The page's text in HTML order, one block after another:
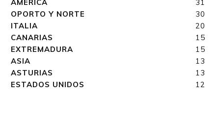
AMÉRICA
31
OPORTO Y NORTE
30
ITALIA
20
CANARIAS
15
EXTREMADURA
15
ASIA
13
ASTURIAS
13
ESTADOS UNIDOS
12